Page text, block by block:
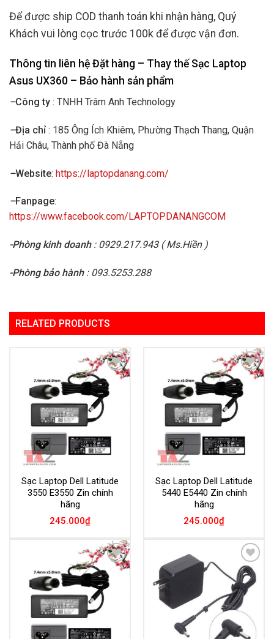
Để được ship COD thanh toán khi nhận hàng, Quý
Khách vui lòng cọc trước 100k để được vận đơn.
Thông tin liên hệ Đặt hàng – Thay thế Sạc Laptop
Asus UX360 – Bảo hành sản phẩm
–Công ty : TNHH Trâm Anh Technology
–Địa chỉ : 185 Ông Ích Khiêm, Phường Thạch Thang, Quận
Hải Châu, Thành phố Đà Nẵng
–Website: https://laptopdanang.com/
–Fanpage:
https://www.facebook.com/LAPTOPDANANGCOM
-Phòng kinh doanh: 0929.217.943 ( Ms.Hiền )
-Phòng bảo hành: 093.5253.288
RELATED PRODUCTS
Add to
Wishlist
Sạc Laptop Dell Latitude
3550 E3550 Zin chính
hãng
245.000₫
Add to
Wishlist
Sạc Laptop Dell Latitude
5440 E5440 Zin chính
hãng
245.000₫
Add to
Wishlist
Add to
Wishlist